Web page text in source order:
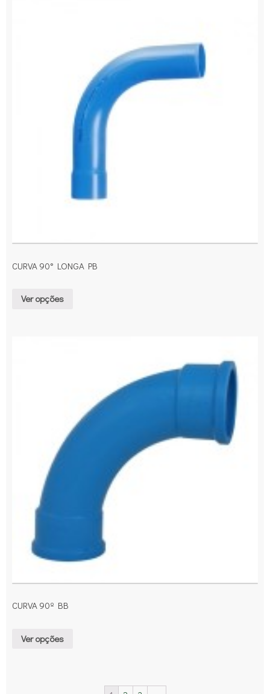
CURVA 90° LONGA PB
Ver opções
CURVA 90º BB
Ver opções